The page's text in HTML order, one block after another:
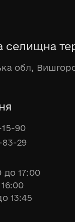
селищна
обл,
90
83-29
17:00
13:45